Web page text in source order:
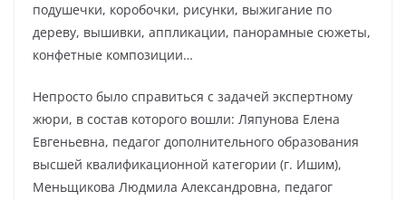
подушечки, коробочки, рисунки, выжигание по
дереву, вышивки, аппликации, панорамные сюжеты,
конфетные композиции…
Непросто было справиться с задачей экспертному
жюри, в состав которого вошли: Ляпунова Елена
Евгеньевна, педагог дополнительного образования
высшей квалификационной категории (г. Ишим),
Меньщикова Людмила Александровна, педагог